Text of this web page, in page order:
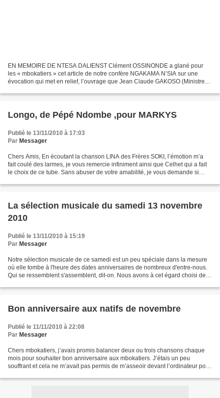
EN MEMOIRE DE NTESA DALIENST Clément OSSINONDE a glané pour
les « mbokatiers » cet article de notre confère NGAKAMA N’SIA sur une
évocation qui met en relief, l’ouvrage que Jean Claude GAKOSO (Ministre
Longo, de Pépé Ndombe ,pour MARKYS
Publié le 13/11/2010 à 17:03
Par Messager
Chers Amis, En écoutant la chanson LINA des Frères SOKI, l’émotion m’a
fait coulé des larmes, je vous remercie infiniment ainsi que Celhet qui a fait
le choix de ce tube. Sans abuser de votre amabilité, je vous demande si
La sélection musicale du samedi 13 novembre
2010
Publié le 13/11/2010 à 15:19
Par Messager
Notre sélection musicale de ce samedi est un peu spéciale dans la mesure
où elle tombe à l'heure des dates anniversaires de nombreux d'entre-nous.
Qui se ressemblent s'assemblent, dit-on. Nous avons à cet égard choisi des
Bon anniversaire aux natifs de novembre
Publié le 11/11/2010 à 22:08
Par Messager
Chers mbokatiers, j’avais promis balancer deux ou trois chansons chaque
mois pour souhaiter bon anniversaire aux mbokatiers. J’étais un peu
souffrant et cela ne m’avait pas permis de m’asseoir devant l’ordinateur pour